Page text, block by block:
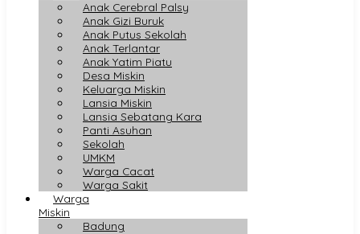
Anak Cerebral Palsy
Anak Gizi Buruk
Anak Putus Sekolah
Anak Terlantar
Anak Yatim Piatu
Desa Miskin
Keluarga Miskin
Lansia Miskin
Lansia Sebatang Kara
Panti Asuhan
Sekolah
UMKM
Warga Cacat
Warga Sakit
Warga
Miskin
Badung